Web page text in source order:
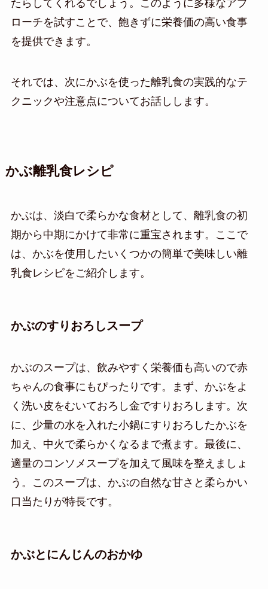
たらしてくれるでしょう。このように多様なアプ
ローチを試すことで、飽きずに栄養価の高い食事
を提供できます。
それでは、次にかぶを使った離乳食の実践的なテ
クニックや注意点についてお話しします。
かぶ離乳食レシピ
かぶは、淡白で柔らかな食材として、離乳食の初
期から中期にかけて非常に重宝されます。ここで
は、かぶを使用したいくつかの簡単で美味しい離
乳食レシピをご紹介します。
かぶのすりおろしスープ
かぶのスープは、飲みやすく栄養価も高いので赤
ちゃんの食事にもぴったりです。まず、かぶをよ
く洗い皮をむいておろし金ですりおろします。次
に、少量の水を入れた小鍋にすりおろしたかぶを
加え、中火で柔らかくなるまで煮ます。最後に、
適量のコンソメスープを加えて風味を整えましょ
う。このスープは、かぶの自然な甘さと柔らかい
口当たりが特長です。
かぶとにんじんのおかゆ